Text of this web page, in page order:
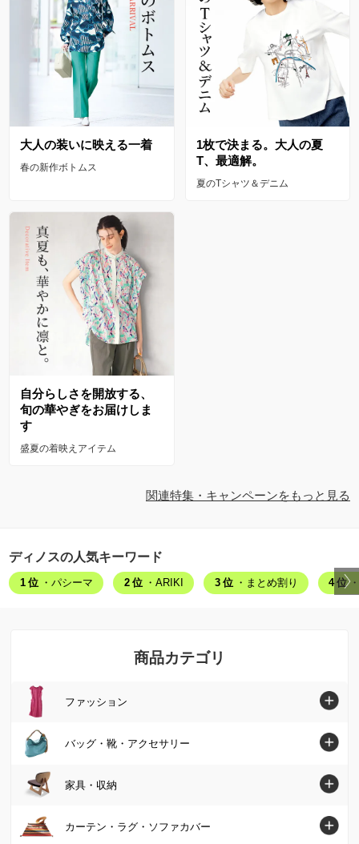
大人の装いに映える一着
春の新作ボトムス
1枚で決まる。大人の夏
T、最適解。
夏のTシャツ＆デニム
自分らしさを開放する、
旬の華やぎをお届けしま
す
盛夏の着映えアイテム
関連特集・キャンペーンをもっと見る
ディノスの人気キーワード
1位 ・パシーマ 2位 ・ARIKI 3位 ・まとめ割り 4位
商品カテゴリ
ファッション
ファッショントップへ
シャツ・ブラウス
チュニック
バッグ・靴・アクセサリー
バッグ・靴・アクセサリートップへ
家具・収納
家具・収納トップへ
カーテン・ラグ・ソファカバー